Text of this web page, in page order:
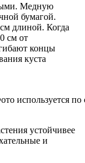
Медную
бумагой.
длиной. Когда
см от
концы
куста
используется по
устойчивее
и